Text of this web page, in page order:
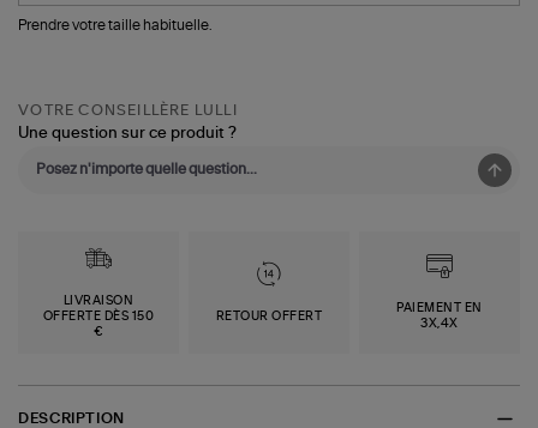
Prendre votre taille habituelle.
VOTRE CONSEILLÈRE LULLI
Une question sur ce produit ?
LIVRAISON
OFFERTE DÈS 150
€
RETOUR OFFERT
PAIEMENT EN
3X,4X
DESCRIPTION